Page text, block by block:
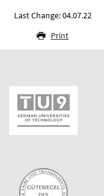
Last Change: 04.07.22
Print